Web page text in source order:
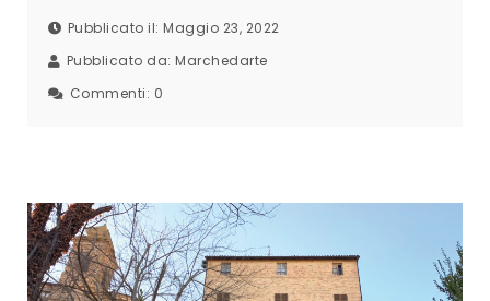
Pubblicato il: Maggio 23, 2022
Pubblicato da: Marchedarte
Commenti: 0